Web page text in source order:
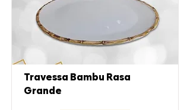
Travessa Bambu Rasa
Grande